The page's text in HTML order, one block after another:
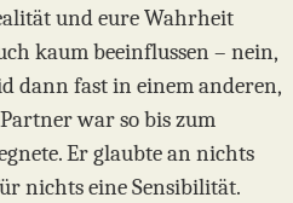
und eure Wahrheit
kaum beeinflussen – nein,
dann fast in einem anderen,
war so bis zum
Er glaubte an nichts
nichts eine Sensibilität.